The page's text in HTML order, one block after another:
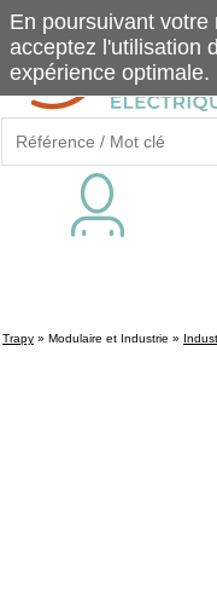
Trapy » Modulaire et Industrie »
En poursuivant
acceptez l'utilisation
expérience